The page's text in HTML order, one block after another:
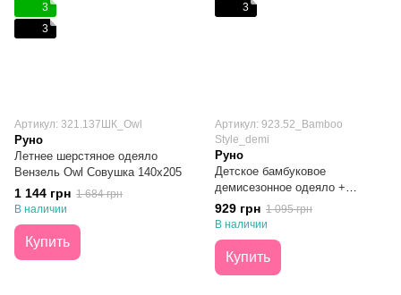
3
3
Артикул: 321.137ШК_Owl
Руно
Летнее шерстяное одеяло
Вензель Owl Совушка 140х205
1 144 грн 1 684 грн
В наличии
Купить
3
Артикул: 923.52_Bamboo
Style_demi
Руно
Детское бамбуковое
демисезонное одеяло +
подушка Bamboo Style 105х140
929 грн 1 095 грн
В наличии
Купить